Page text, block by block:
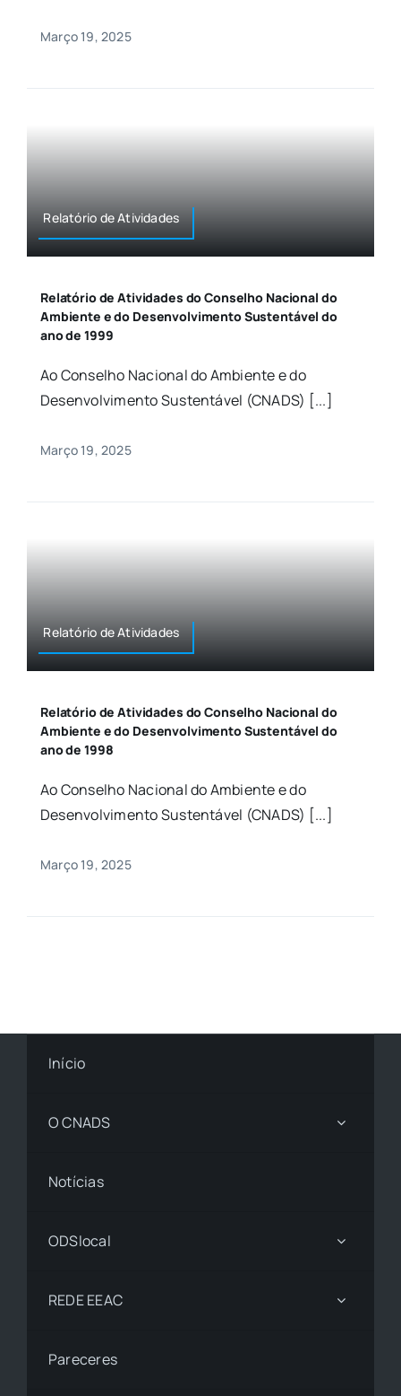
Março 19, 2025
Relatório de Atividades
Relatório de Atividades do Conselho Nacional do
Ambiente e do Desenvolvimento Sustentável do
ano de 1999
Ao Conselho Nacional do Ambiente e do
Desenvolvimento Sustentável (CNADS) [...]
Março 19, 2025
Relatório de Atividades
Relatório de Atividades do Conselho Nacional do
Ambiente e do Desenvolvimento Sustentável do
ano de 1998
Ao Conselho Nacional do Ambiente e do
Desenvolvimento Sustentável (CNADS) [...]
Março 19, 2025
Início
O CNADS
Notícias
ODSlocal
REDE EEAC
Pareceres